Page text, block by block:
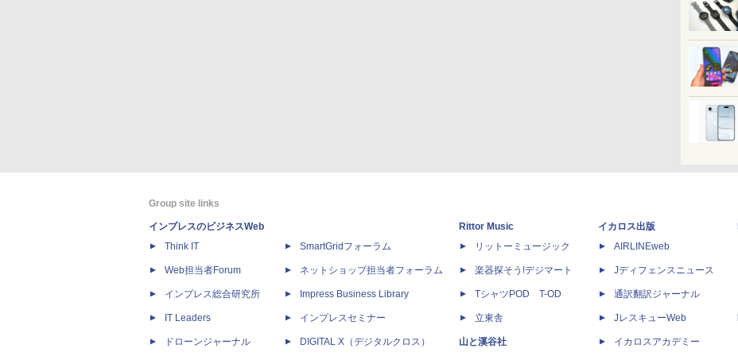
Group site links
インプレスのビジネスWeb
Think IT
Web担当者Forum
インプレス総合研究所
IT Leaders
ドローンジャーナル
SmartGridフォーラム
ネットショップ担当者フォーラム
Impress Business Library
インプレスセミナー
DIGITAL X（デジタルクロス）
Rittor Music
リットーミュージック
楽器探そう!デジマート
TシャツPOD T-OD
立東舎
山と溪谷社
イカロス出版
AIRLINEweb
Jディフェンスニュース
通訳翻訳ジャーナル
JレスキューWeb
イカロスアカデミー